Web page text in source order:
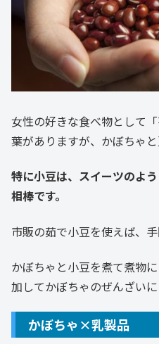
女性の好きな食べ物として
葉がありますが、かぼちゃと
特に小豆は、スイーツのよ
相棒です。
市販の茹で小豆を使えば、
かぼちゃと小豆を煮て煮物
加してかぼちゃのぜんざいに
かぼちゃ×乳製品